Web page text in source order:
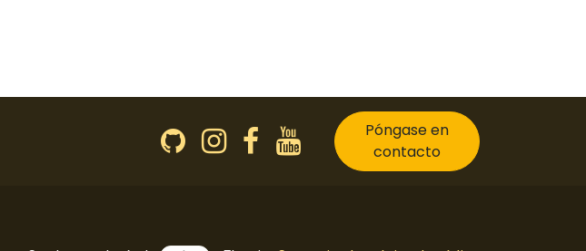
Póngase en
contacto